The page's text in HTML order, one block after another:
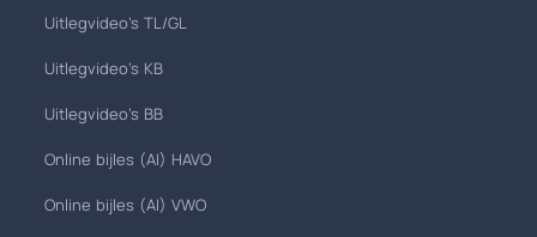
Uitlegvideo's TL/GL
Uitlegvideo's KB
Uitlegvideo's BB
Online bijles (AI) HAVO
Online bijles (AI) VWO